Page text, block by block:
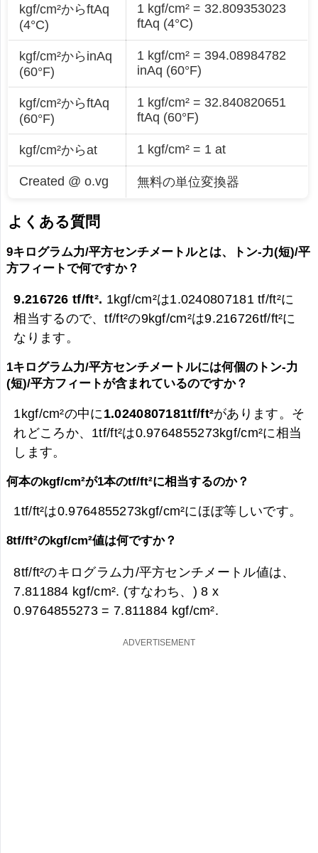
kgf/cm²からftAq
(4°C)
1 kgf/cm² = 32.809353023
ftAq (4°C)
kgf/cm²からinAq
(60°F)
1 kgf/cm² = 394.08984782
inAq (60°F)
kgf/cm²からftAq
(60°F)
1 kgf/cm² = 32.840820651
ftAq (60°F)
kgf/cm²からat 1 kgf/cm² = 1 at
Created @ o.vg 無料の単位変換器
よくある質問
9キログラム力/平方センチメートルとは、トン-力(短)/平
方フィートで何ですか？
9.216726 tf/ft². 1kgf/cm²は1.0240807181 tf/ft²に
相当するので、tf/ft²の9kgf/cm²は9.216726tf/ft²に
なります。
1キログラム力/平方センチメートルには何個のトン-力
(短)/平方フィートが含まれているのですか？
1kgf/cm²の中に1.0240807181tf/ft²があります。そ
れどころか、1tf/ft²は0.9764855273kgf/cm²に相当
します。
何本のkgf/cm²が1本のtf/ft²に相当するのか？
1tf/ft²は0.9764855273kgf/cm²にほぼ等しいです。
8tf/ft²のkgf/cm²値は何ですか？
8tf/ft²のキログラム力/平方センチメートル値は、
7.811884 kgf/cm². (すなわち、) 8 x
0.9764855273 = 7.811884 kgf/cm².